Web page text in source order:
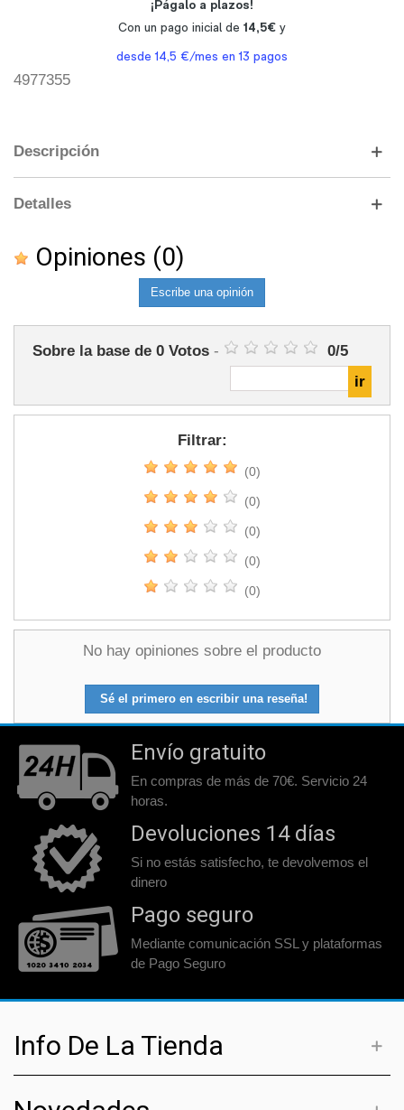
4977355
Descripción
Detalles
Opiniones (0)
Escribe una opinión
Sobre la base de 0 Votos - 0/5
Filtrar:
(0)
(0)
(0)
(0)
(0)
No hay opiniones sobre el producto
Sé el primero en escribir una reseña!
Envío gratuito
En compras de más de 70€. Servicio 24
horas.
Devoluciones 14 días
Si no estás satisfecho, te devolvemos el
dinero
Pago seguro
Mediante comunicación SSL y plataformas
de Pago Seguro
Info De La Tienda